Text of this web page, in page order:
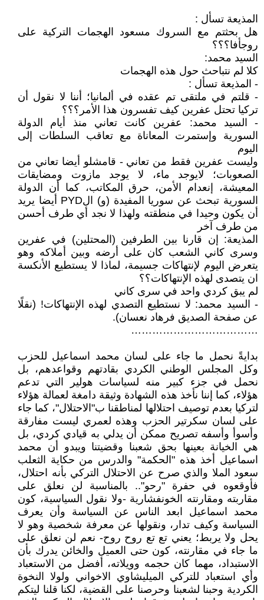
المذيعة تسأل :
هل بحثتم مع السروك مسعود الهجمات التركية على
روجأفا؟؟؟
السيد محمد:
كلا لم نتباحث حول هذه الهجمات
- المذيعة تسأل :
- قلتم في ملتقى تم عقده في ألمانيا؛ أننا لا نقول أن
تركيا تحتل عفرين كيف تفسرون هذا الأمر؟؟؟
- السيد محمد: عفرين كانت تعاني منذ أيام الدولة
السورية وإستمرت المعاناة مع تعاقب السلطات إلى
اليوم
وليست عفرين فقط من تعاني - قامشلو أيضا تعاني من
الصعوبات؛ لايوجد ماء، لا يوجد مازوت ومضايقات
المعيشة، إنعدام الأمن، حرق المكاتب، كما أن الدولة
السورية تبحث عن سوريا المفيدة (و) الPYD أيضا يريد
أن يكون وحيدا في منطقته ولهذا لا نجد أي طرف أحسن
من طرف آخر
المذيعة: إن قارنا بين الطرفين (المحتلين) في عفرين
وسرى كاني الشعب كان على أرضه وبين أملاكه وهو
يتعرض اليوم لإنتهاكات جسيمة، لماذا لا يستطيع الأنكسة
ان يتصدى لهذه الإنتهاكات؟؟
لم يبق كردي واحد في سرى كاني
- السيد محمد: لا نستطيع التصدي لهذه الإنتهاكات! (نقلًا
عن صفحة الصديق فرهاد نعسان).
………………………………
بدايةً نحمل ما جاء على لسان محمد اسماعيل للحزب
وكل المجلس الوطني الكردي بقادتهم وقواعدهم، بل
نحمل في جزء كبير منه لسياسات هولير التي تدعم
هؤلاء، كما إننا نأخذ هذه الشهادة وثيقة دامغة لعمالة هؤلاء
لتركيا بعدم توصيف احتلالها لمناطقنا ب"الاحتلال"، كما جاء
على لسان سكرتير الحزب وهذه لعمري ليست مفارقة
وأسوأ وأسفه تصريح ممكن أن يدلي به قيادي كردي، بل
هي الخيانة بعينها بحق شعبنا وقضيتنا ويبدو أن محمد
اسماعيل أخذ هذه "الحكمة" والدرس من حكاية الثعلب
سعود الملا والذي صرح عن الاحتلال التركي بأنه احتلال،
فأوقعوه في حفرة "رحو".. بالمناسبة لن نعلق على
مقاربته ومقارنته الخونفشارية -ولا نقول السياسية، كون
محمد اسماعيل ابعد الناس عن السياسة وأن يعرف
السياسة وكيف تدار، ونقولها عن معرفة شخصية وهو لا
يحل ولا يربط؛ يعني تع تع روح روح- نعم لن نعلق على
ما جاء في مقارنته، كون حتى العميل والخائن يدرك بأن
الاستبداد، مهما كان حجمه وويلاته، أفضل من الاستعباد
وأي استعباد للتركي الميليشاوي الاخواني ولولا النخوة
الكردية وحبنا لشعبنا وحرصنا على القضية، لكنا قلنا ليتكم